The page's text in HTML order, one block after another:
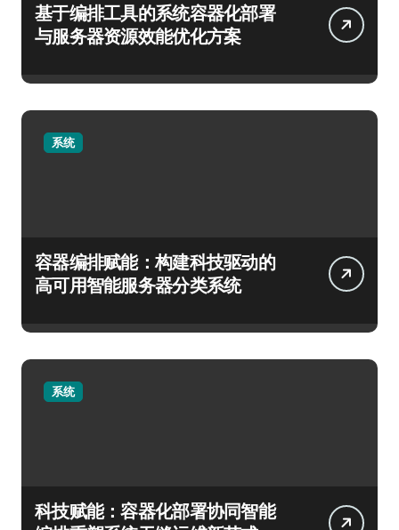
基于编排工具的系统容器化部署
与服务器资源效能优化方案
系统
容器编排赋能：构建科技驱动的
高可用智能服务器分类系统
系统
科技赋能：容器化部署协同智能